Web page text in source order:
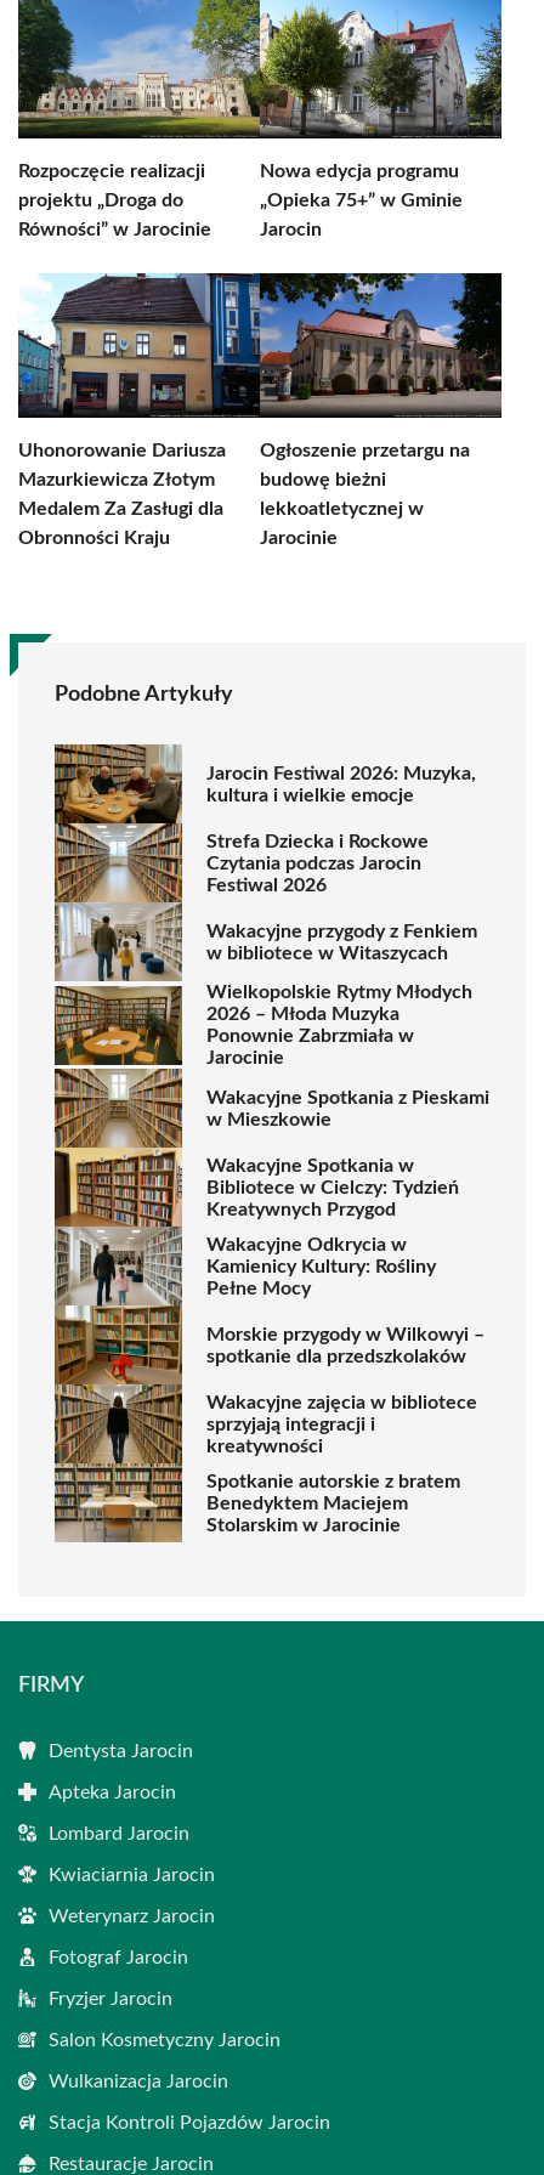
Rozpoczęcie realizacji
projektu „Droga do
Równości” w Jarocinie
Nowa edycja programu
„Opieka 75+” w Gminie
Jarocin
Uhonorowanie Dariusza
Mazurkiewicza Złotym
Medalem Za Zasługi dla
Obronności Kraju
Ogłoszenie przetargu na
budowę bieżni
lekkoatletycznej w
Jarocinie
Podobne Artykuły
Jarocin Festiwal 2026: Muzyka,
kultura i wielkie emocje
Strefa Dziecka i Rockowe
Czytania podczas Jarocin
Festiwal 2026
Wakacyjne przygody z Fenkiem
w bibliotece w Witaszycach
Wielkopolskie Rytmy Młodych
2026 – Młoda Muzyka
Ponownie Zabrzmiała w
Jarocinie
Wakacyjne Spotkania z Pieskami
w Mieszkowie
Wakacyjne Spotkania w
Bibliotece w Cielczy: Tydzień
Kreatywnych Przygod
Wakacyjne Odkrycia w
Kamienicy Kultury: Rośliny
Pełne Mocy
Morskie przygody w Wilkowyi –
spotkanie dla przedszkolaków
Wakacyjne zajęcia w bibliotece
sprzyjają integracji i
kreatywności
Spotkanie autorskie z bratem
Benedyktem Maciejem
Stolarskim w Jarocinie
FIRMY
Dentysta Jarocin
Apteka Jarocin
Lombard Jarocin
Kwiaciarnia Jarocin
Weterynarz Jarocin
Fotograf Jarocin
Fryzjer Jarocin
Salon Kosmetyczny Jarocin
Wulkanizacja Jarocin
Stacja Kontroli Pojazdów Jarocin
Restauracje Jarocin